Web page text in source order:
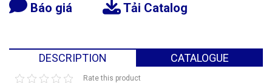
Báo giá Tải Catalog
DESCRIPTION CATALOGUE
Rate this product